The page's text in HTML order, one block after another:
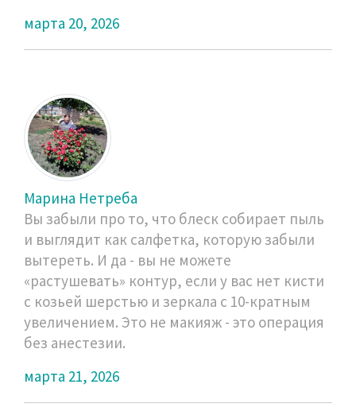
марта 20, 2026
Марина Нетреба
Вы забыли про то, что блеск собирает пыль
и выглядит как салфетка, которую забыли
вытереть. И да - вы не можете
«растушевать» контур, если у вас нет кисти
с козьей шерстью и зеркала с 10-кратным
увеличением. Это не макияж - это операция
без анестезии.
марта 21, 2026